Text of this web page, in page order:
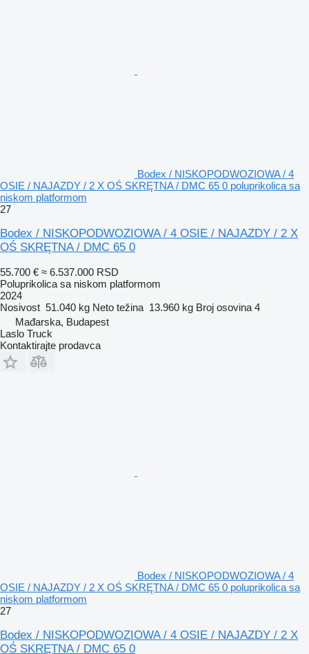
Bodex / NISKOPODWOZIOWA / 4
OSIE / NAJAZDY / 2 X OŚ SKRĘTNA / DMC 65 0 poluprikolica sa
niskom platformom
27
Bodex / NISKOPODWOZIOWA / 4 OSIE / NAJAZDY / 2 X
OŚ SKRĘTNA / DMC 65 0
55.700 € ≈ 6.537.000 RSD
Poluprikolica sa niskom platformom
2024
Nosivost 51.040 kg Neto težina 13.960 kg Broj osovina 4
Mađarska, Budapest
Laslo Truck
Kontaktirajte prodavca
Bodex / NISKOPODWOZIOWA / 4
OSIE / NAJAZDY / 2 X OŚ SKRĘTNA / DMC 65 0 poluprikolica sa
niskom platformom
27
Bodex / NISKOPODWOZIOWA / 4 OSIE / NAJAZDY / 2 X
OŚ SKRĘTNA / DMC 65 0